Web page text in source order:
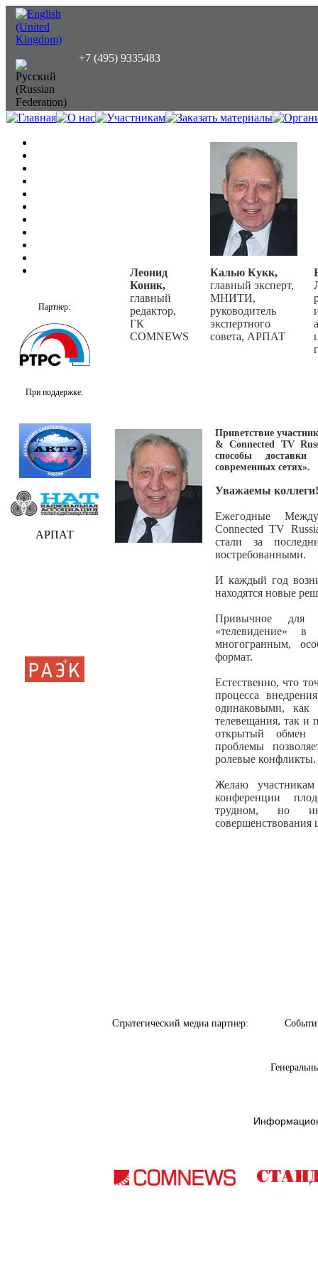
+7 (495) 9335483
Партнер:
При поддержке:
АРПАТ
Леонид
Коник,
главный
редактор,
ГК
COMNEWS
Калью Кукк,
главный эксперт,
МНИТИ,
руководитель
экспертного
совета, АРПАТ
Приветствие
& Connected TV
способы
современных сетях».
Уважаемы коллеги!
Ежегодные
Connected TV
стали за
востребованными.
И каждый год
находятся новые
Привычное для
«телевидение»
многогранным,
формат.
Естественно, что
процесса
одинаковыми, как
телевещания, так и
открытый обмен
проблемы
ролевые конфликты.
Желаю
конференции
трудном, но
совершенствования
Стратегический медиа партнер: